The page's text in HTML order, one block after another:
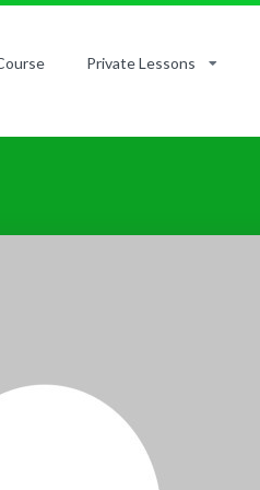
Private Lessons